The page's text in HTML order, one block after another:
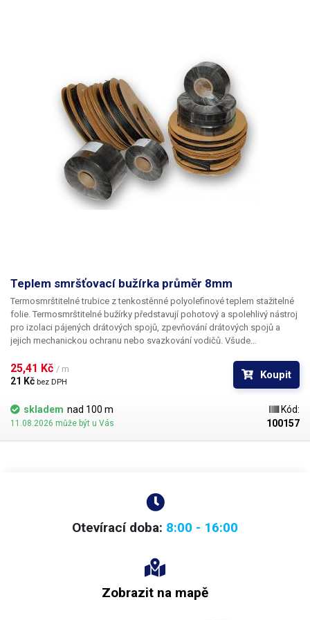
Teplem smršťovací bužírka průměr 8mm
Termosmrštitelné trubice z tenkostěnné polyolefinové teplem stažitelné
folie. Termosmrštitelné bužírky představují pohotový a spolehlivý nástroj
pro izolaci pájených drátových spojů, zpevňování drátových spojů a
jejich mechanickou ochranu nebo svazkování vodičů. Všude
elektrikářská izolační páska je nyní možné nasadit teplem smrštitelné
fólie.
25,41 Kč / m
21 Kč bez DPH
Koupit
skladem nad 100 m
11.08.2026 může být u Vás
Kód:
100157
Otevírací doba: 8:00 - 16:00
Zobrazit na mapě